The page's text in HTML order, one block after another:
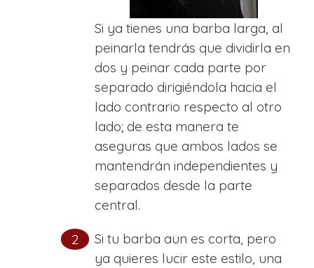
Si ya tienes una barba larga, al
peinarla tendrás que dividirla en
dos y peinar cada parte por
separado dirigiéndola hacia el
lado contrario respecto al otro
lado; de esta manera te
aseguras que ambos lados se
mantendrán independientes y
separados desde la parte
central.
Si tu barba aun es corta, pero
ya quieres lucir este estilo, una